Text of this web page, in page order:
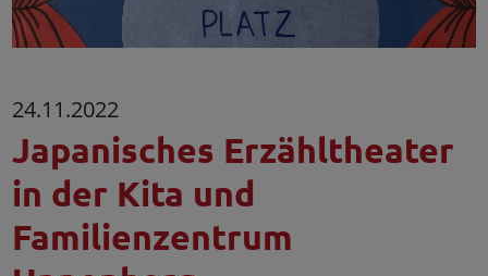
24.11.2022
Japanisches Erzähltheater
in der Kita und
Familienzentrum